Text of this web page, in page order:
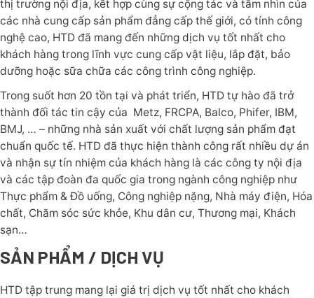
thị trường nội địa, kết hợp cùng sự cộng tác và tầm nhìn của
các nhà cung cấp sản phẩm đẳng cấp thế giới, có tính công
nghệ cao, HTD đã mang đến những dịch vụ tốt nhất cho
khách hàng trong lĩnh vực cung cấp vật liệu, lắp đặt, bảo
dưỡng hoặc sữa chữa các công trình công nghiệp.
Trong suốt hơn 20 tồn tại và phát triển, HTD tự hào đã trở
thành đối tác tin cậy của Metz, FRCPA, Balco, Phifer, IBM,
BMJ, … – những nhà sản xuất với chất lượng sản phẩm đạt
chuẩn quốc tế. HTD đã thực hiện thành công rất nhiều dự án
và nhận sự tín nhiệm của khách hàng là các công ty nội địa
và các tập đoàn đa quốc gia trong ngành công nghiệp như
Thực phẩm & Đồ uống, Công nghiệp nặng, Nhà máy điện, Hóa
chất, Chăm sóc sức khỏe, Khu dân cư, Thương mại, Khách
sạn…
SẢN PHẨM / DỊCH VỤ
HTD tập trung mang lại giá trị dịch vụ tốt nhất cho khách